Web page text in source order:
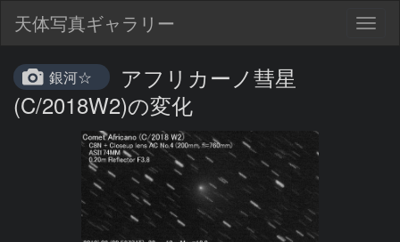
天体写真ギャラリー
銀河☆
アフリカーノ彗星
(C/2018W2)の変化